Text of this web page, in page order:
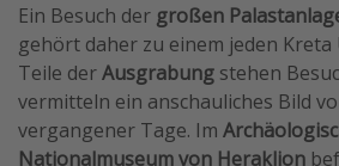
Ein Besuch der großen
gehört daher zu einem jeden Kreta
Teile derAusgrabung stehen
vermitteln ein anschauliches Bild
vergangener Tage. Im
Nationalmuseum von Heraklion